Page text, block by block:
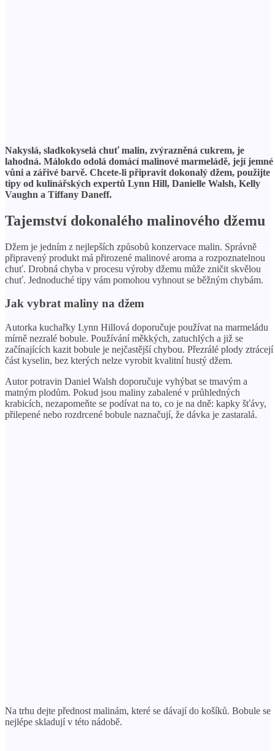
Nakyslá, sladkokyselá chuť malin, zvýrazněná cukrem, je
lahodná. Málokdo odolá domácí malinové marmeládě, její jemné
vůni a zářivé barvě. Chcete-li připravit dokonalý džem, použijte
tipy od kulinářských expertů Lynn Hill, Danielle Walsh, Kelly
Vaughn a Tiffany Daneff.
Tajemství dokonalého malinového džemu
Džem je jedním z nejlepších způsobů konzervace malin. Správně
připravený produkt má přirozené malinové aroma a rozpoznatelnou
chuť. Drobná chyba v procesu výroby džemu může zničit skvělou
chuť. Jednoduché tipy vám pomohou vyhnout se běžným chybám.
Jak vybrat maliny na džem
Autorka kuchařky Lynn Hillová doporučuje používat na marmeládu
mírně nezralé bobule. Používání měkkých, zatuchlých a již se
začínajících kazit bobule je nejčastější chybou. Přezrálé plody ztrácejí
část kyselin, bez kterých nelze vyrobit kvalitní hustý džem.
Autor potravin Daniel Walsh doporučuje vyhýbat se tmavým a
matným plodům. Pokud jsou maliny zabalené v průhledných
krabicích, nezapomeňte se podívat na to, co je na dně: kapky šťávy,
přilepené nebo rozdrcené bobule naznačují, že dávka je zastaralá.
Na trhu dejte přednost malinám, které se dávají do košíků. Bobule se
nejlépe skladují v této nádobě.